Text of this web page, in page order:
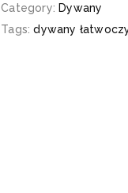
Category: Dywany
Tags:dywany